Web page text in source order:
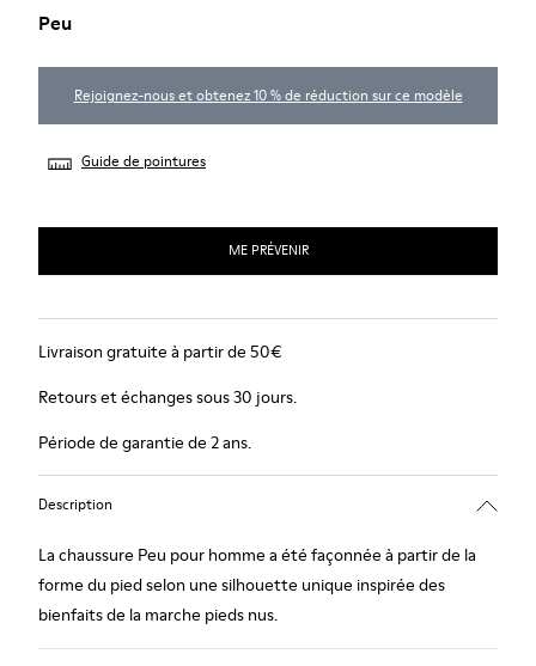
Peu
Rejoignez-nous et obtenez 10 % de réduction sur ce modèle
Guide de pointures
ME PRÉVENIR
Livraison gratuite à partir de 50€
Retours et échanges sous 30 jours.
Période de garantie de 2 ans.
Description
La chaussure Peu pour homme a été façonnée à partir de la
forme du pied selon une silhouette unique inspirée des
bienfaits de la marche pieds nus.